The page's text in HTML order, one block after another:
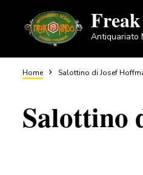
contenuto
principale
Antiquariato
Briciole
di
Home Salottino di Josef
Salottino